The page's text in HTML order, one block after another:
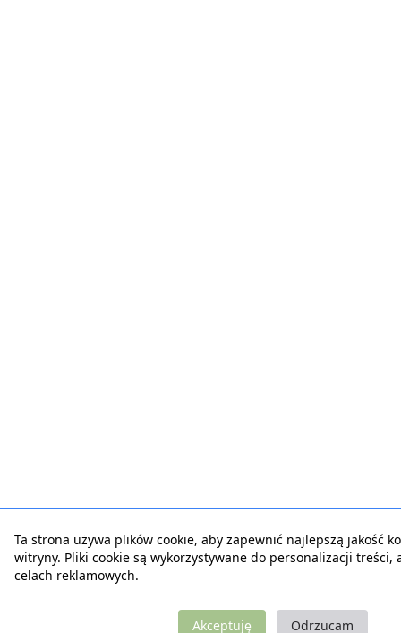
Ta strona używa plików cookie, aby zapewnić najlepszą jakość
witryny. Pliki cookie są wykorzystywane do personalizacji treści,
celach reklamowych.
Akceptuję Odrzucam